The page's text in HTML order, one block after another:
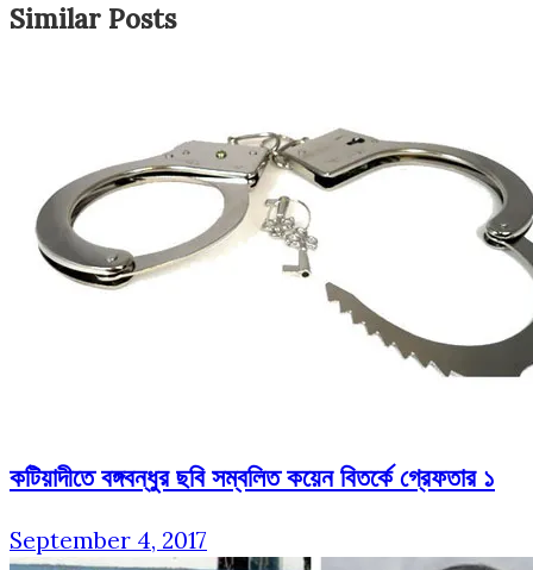
Similar Posts
কটিয়াদীতে বঙ্গবন্ধুর ছবি সম্বলিত কয়েন বিতর্কে গ্রেফতার ১
September 4, 2017